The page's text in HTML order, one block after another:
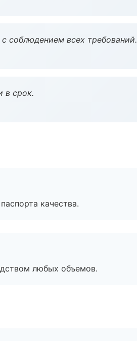
соблюдением всех требований.
в срок.
качества.
любых объемов.